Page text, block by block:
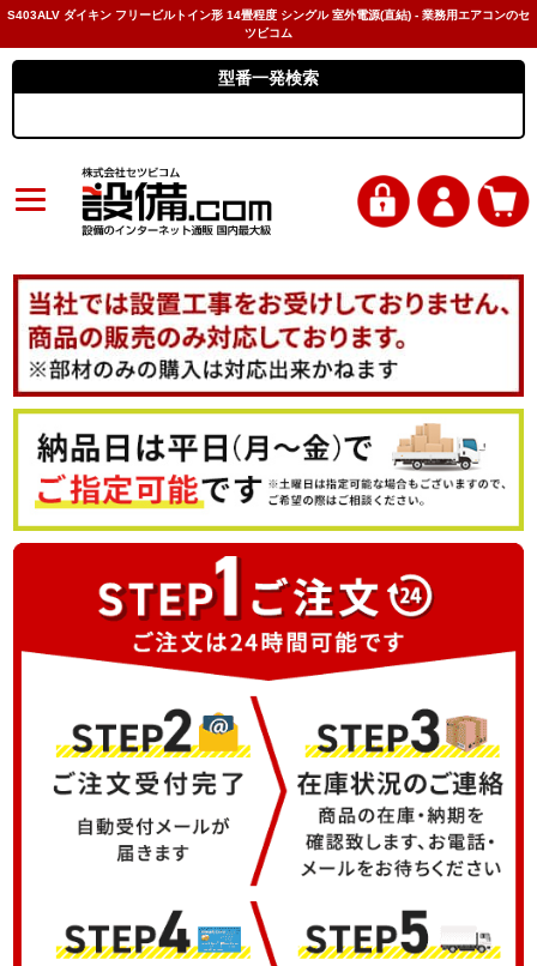
S403ALV ダイキン フリービルトイン形 14畳程度 シングル 室外電源(直結) - 業務用エアコンのセ
ツビコム
型番一発検索